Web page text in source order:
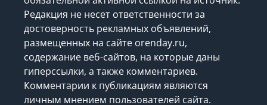
Редакция не несет ответственности за
достоверность рекламных объявлений,
размещенных на сайте orenday.ru,
содержание веб-сайтов, на которые даны
гиперссылки, а также комментариев.
Комментарии к публикациям являются
личным мнением пользователей сайта.